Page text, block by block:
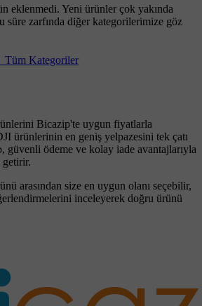
eklenmedi. Yeni ürünler çok yakında
süre zarfında diğer kategorilerimize göz
Tüm Kategoriler
Bicazip'te uygun fiyatlarla
ürünlerinin en geniş yelpazesini tek çatı
güvenli ödeme ve kolay iade avantajlarıyla
arasından size en uygun olanı seçebilir,
inceleyerek doğru ürünü